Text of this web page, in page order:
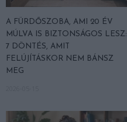
A FÜRDŐSZOBA, AMI 20 ÉV
MÚLVA IS BIZTONSÁGOS LESZ:
7 DÖNTÉS, AMIT
FELÚJÍTÁSKOR NEM BÁNSZ
MEG